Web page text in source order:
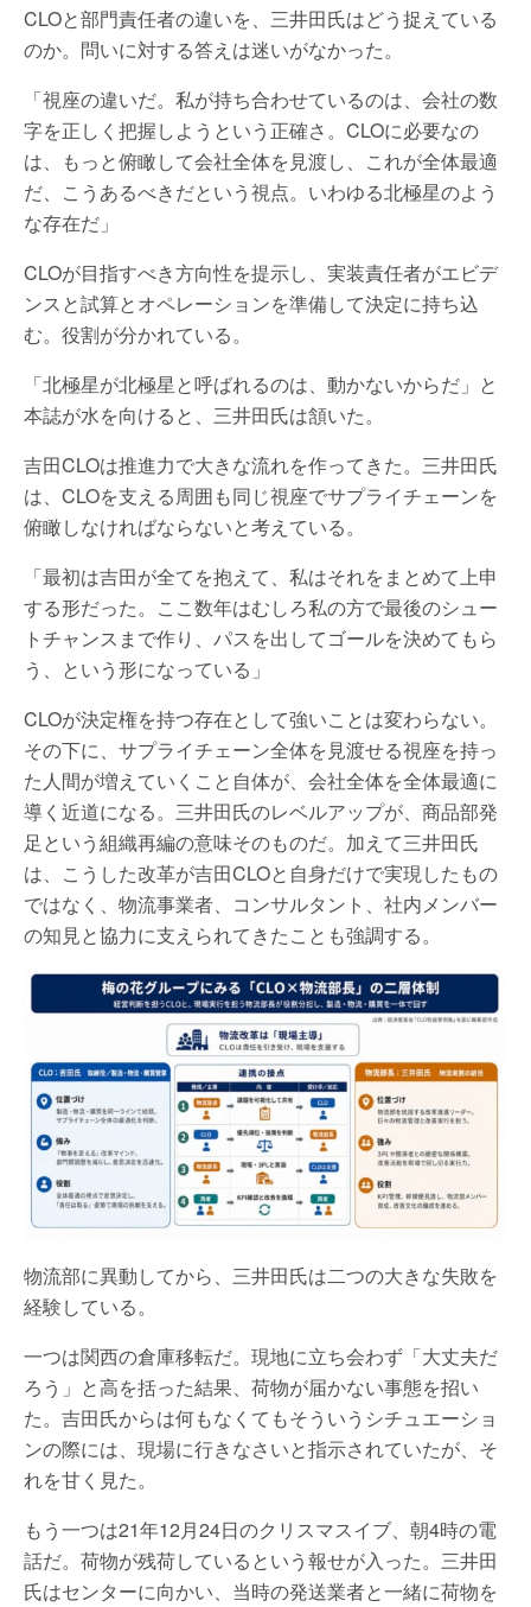
CLOと部門責任者の違いを、三井田氏はどう捉えている
のか。問いに対する答えは迷いがなかった。
「視座の違いだ。私が持ち合わせているのは、会社の数
字を正しく把握しようという正確さ。CLOに必要なの
は、もっと俯瞰して会社全体を見渡し、これが全体最適
だ、こうあるべきだという視点。いわゆる北極星のよう
な存在だ」
CLOが目指すべき方向性を提示し、実装責任者がエビデ
ンスと試算とオペレーションを準備して決定に持ち込
む。役割が分かれている。
「北極星が北極星と呼ばれるのは、動かないからだ」と
本誌が水を向けると、三井田氏は頷いた。
吉田CLOは推進力で大きな流れを作ってきた。三井田氏
は、CLOを支える周囲も同じ視座でサプライチェーンを
俯瞰しなければならないと考えている。
「最初は吉田が全てを抱えて、私はそれをまとめて上申
する形だった。ここ数年はむしろ私の方で最後のシュー
トチャンスまで作り、パスを出してゴールを決めてもら
う、という形になっている」
CLOが決定権を持つ存在として強いことは変わらない。
その下に、サプライチェーン全体を見渡せる視座を持っ
た人間が増えていくこと自体が、会社全体を全体最適に
導く近道になる。三井田氏のレベルアップが、商品部発
足という組織再編の意味そのものだ。加えて三井田氏
は、こうした改革が吉田CLOと自身だけで実現したもの
ではなく、物流事業者、コンサルタント、社内メンバー
の知見と協力に支えられてきたことも強調する。
物流部に異動してから、三井田氏は二つの大きな失敗を
経験している。
一つは関西の倉庫移転だ。現地に立ち会わず「大丈夫だ
ろう」と高を括った結果、荷物が届かない事態を招い
た。吉田氏からは何もなくてもそういうシチュエーショ
ンの際には、現場に行きなさいと指示されていたが、そ
れを甘く見た。
もう一つは21年12月24日のクリスマスイブ、朝4時の電
話だ。荷物が残荷しているという報せが入った。三井田
氏はセンターに向かい、当時の発送業者と一緒に荷物を